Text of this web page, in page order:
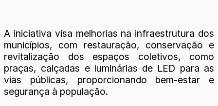
A iniciativa visa melhorias na infraestrutura dos
municípios, com restauração, conservação e
revitalização dos espaços coletivos, como
praças, calçadas e luminárias de LED para as
vias públicas, proporcionando bem-estar e
segurança à população.